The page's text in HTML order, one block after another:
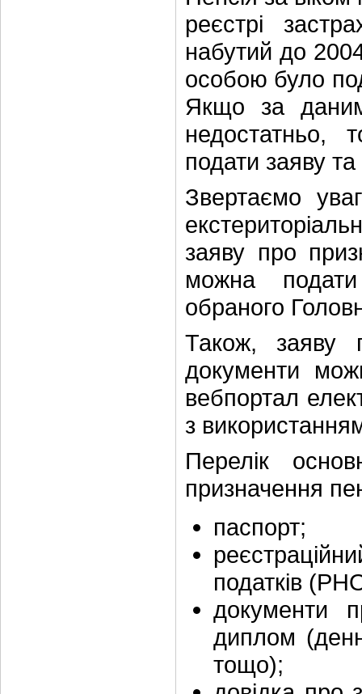
реєстрі
набутий до
особою було
Якщо за
недостатньо,
подати заяву
Звертаємо
заяву про
можна
обраного
Також, заяву
документи
вебпортал
з
Перелік
призначення
паспорт;
податків
документи
диплом
тощо);